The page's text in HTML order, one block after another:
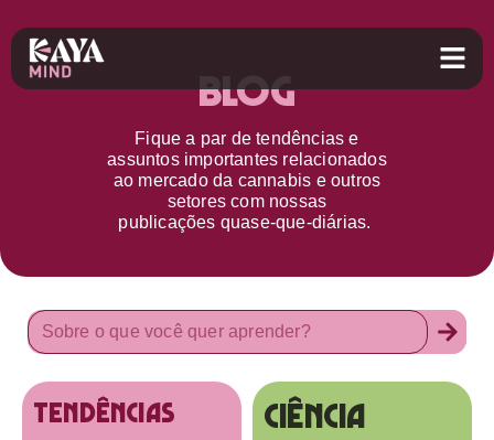
Blog
Fique a par detendências e
assuntos importantes relacionados
ao mercado da cannabis e outros
setorescom nossas
publicações quase-que-diárias.
tendências Ciência